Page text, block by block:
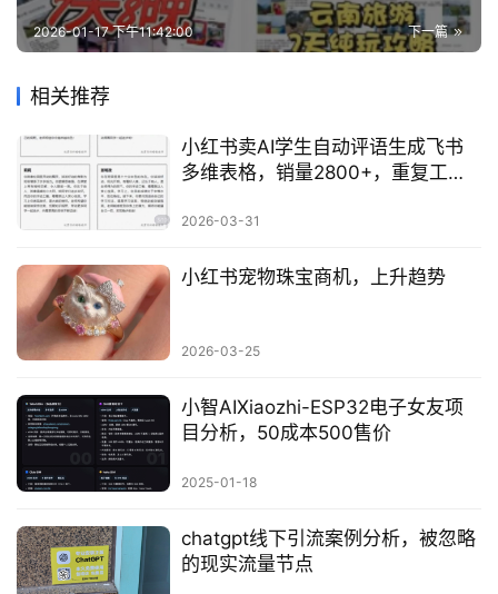
业
资
会
员
专
区
下一篇
2026-01-17 下午11:42:00
相关推荐
小红书卖AI学生自动评语生成飞书
多维表格，销量2800+，重复工作
2026-03-31
小红书宠物珠宝商机，上升趋势
2026-03-25
小智AIXiaozhi-ESP32电子女友项
目分析，50成本500售价
2025-01-18
chatgpt线下引流案例分析，被忽略
的现实流量节点